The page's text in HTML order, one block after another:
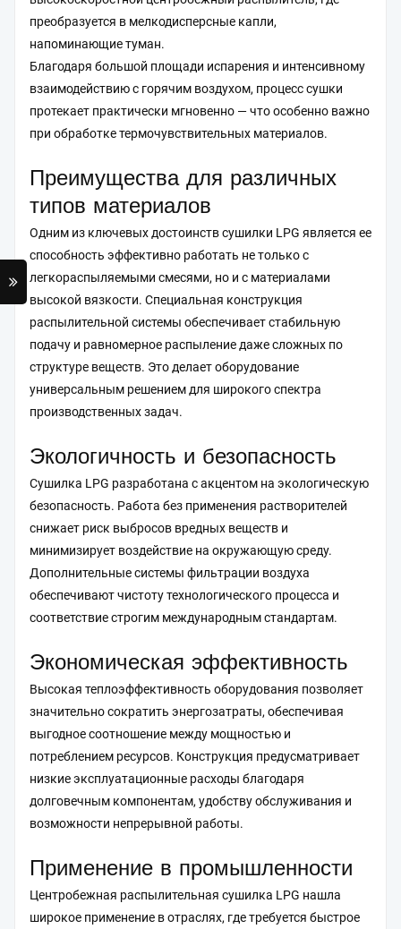
преобразуется в мелкодисперсные капли,
напоминающие туман.
Благодаря большой площади испарения и интенсивному
взаимодействию с горячим воздухом, процесс сушки
протекает практически мгновенно — что особенно важно
при обработке термочувствительных материалов.
Преимущества для различных
типов материалов
Одним из ключевых достоинств сушилки LPG является ее
способность эффективно работать не только с
легкораспыляемыми смесями, но и с материалами
высокой вязкости. Специальная конструкция
распылительной системы обеспечивает стабильную
подачу и равномерное распыление даже сложных по
структуре веществ. Это делает оборудование
универсальным решением для широкого спектра
производственных задач.
Экологичность и безопасность
Сушилка LPG разработана с акцентом на экологическую
безопасность. Работа без применения растворителей
снижает риск выбросов вредных веществ и
минимизирует воздействие на окружающую среду.
Дополнительные системы фильтрации воздуха
обеспечивают чистоту технологического процесса и
соответствие строгим международным стандартам.
Экономическая эффективность
Высокая теплоэффективность оборудования позволяет
значительно сократить энергозатраты, обеспечивая
выгодное соотношение между мощностью и
потреблением ресурсов. Конструкция предусматривает
низкие эксплуатационные расходы благодаря
долговечным компонентам, удобству обслуживания и
возможности непрерывной работы.
Применение в промышленности
Центробежная распылительная сушилка LPG нашла
широкое применение в отраслях, где требуется быстрое